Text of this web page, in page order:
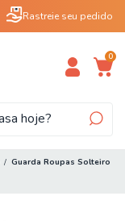
Rastreie seu pedido
0
/ Guarda Roupas Solteiro